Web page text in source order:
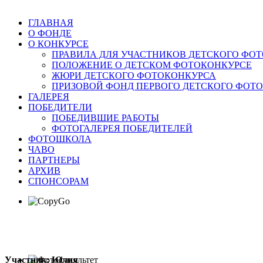
ГЛАВНАЯ
О ФОНДЕ
О КОНКУРСЕ
ПРАВИЛА ДЛЯ УЧАСТНИКОВ ДЕТСКОГО
ПОЛОЖЕНИЕ О ДЕТСКОМ ФОТОКОНКУРСЕ
ЖЮРИ ДЕТСКОГО ФОТОКОНКУРСА
ПРИЗОВОЙ ФОНД ПЕРВОГО ДЕТСКОГО
ГАЛЕРЕЯ
ПОБЕДИТЕЛИ
ПОБЕДИВШИЕ РАБОТЫ
ФОТОГАЛЕРЕЯ ПОБЕДИТЕЛЕЙ
ФОТОШКОЛА
ЧАВО
ПАРТНЕРЫ
АРХИВ
СПОНСОРАМ
Участник: Юлия